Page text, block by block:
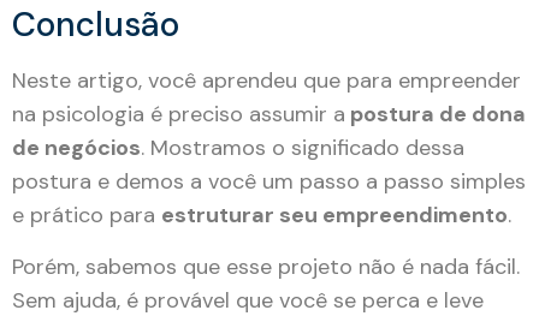
Conclusão
Neste artigo, você aprendeu que para empreender
na psicologia é preciso assumir a postura de dona
de negócios. Mostramos o significado dessa
postura e demos a você um passo a passo simples
e prático para estruturar seu empreendimento.
Porém, sabemos que esse projeto não é nada fácil.
Sem ajuda, é provável que você se perca e leve